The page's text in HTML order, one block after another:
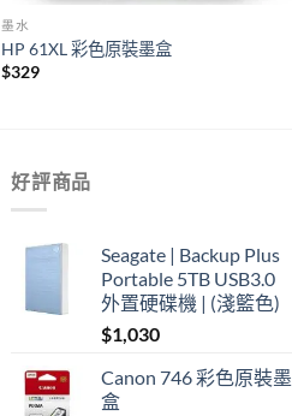
墨水
HP 61XL 彩色原裝墨盒
$329
好評商品
Seagate | Backup Plus
Portable 5TB USB3.0
外置硬碟機 | (淺籃色)
$1,030
Canon 746 彩色原裝墨
盒